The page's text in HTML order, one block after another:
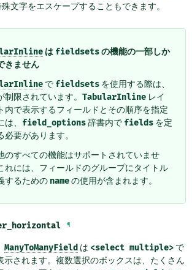
文字をエスケープすることもできます。
は fieldsetsの機能の一部しか
きません
で fieldsetsを使用する際は、
制限されています。 TabularInlineレイ
内で表示するフィールドとその順序を指定
は、 field_options辞書内で fieldsを定
必要があります。
のすべての機能はサポートされていませ
れには、フィールドのグループにタイトル
するための nameの使用が含まれます。
¶
ManyToManyField は <select multiple>で
示されます。複数選択のボックスは、たくさん